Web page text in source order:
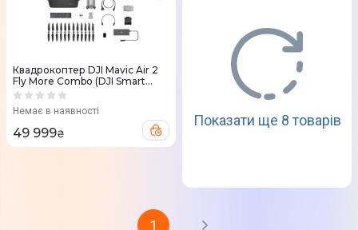
Квадрокоптер DJI Mavic Air 2
Fly More Combo (DJI Smart
Controller)
Немає в наявності
49 999₴
Показати ще 8 товарів
1